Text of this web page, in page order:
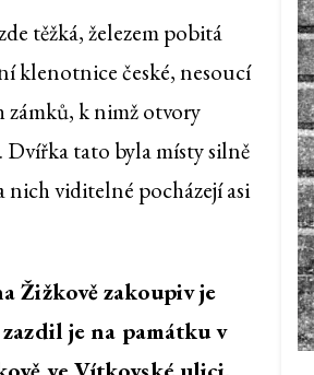
těžká, železem pobitá
klenotnice české, nesoucí
k nimž otvory
Dvířka tato byla místy silně
nich viditelné pocházejí asi
Žižkově zakoupiv je
je na památku v